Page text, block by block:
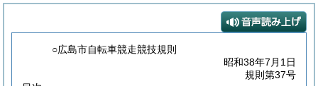
○広島市自転車競走競技規則
昭和38年7月1日
規則第37号